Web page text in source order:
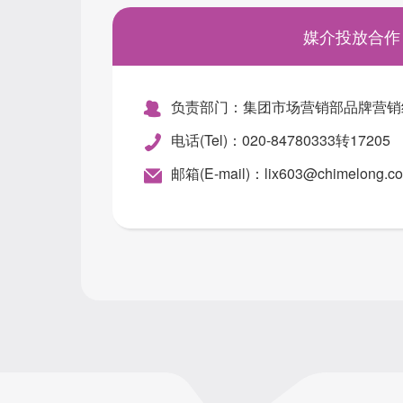
媒介投放合作
负责部门：集团市场营销部品牌营
电话(Tel)：020-84780333转17205
邮箱(E-mail)：